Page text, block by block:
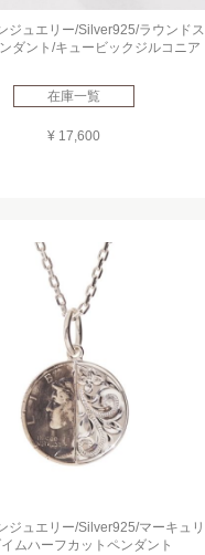
ジュエリー/Silver925/ラウンドス
ダント/キュービックジルコニア
在庫一覧
¥ 17,600
ジュエリー/Silver925/マーキュリ
ムハーフカットペンダント